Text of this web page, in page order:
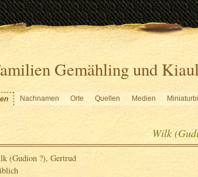
Gemähling und
Nachnamen Orte Quellen Medien
Wilk
(Gudion ?), Gertrud